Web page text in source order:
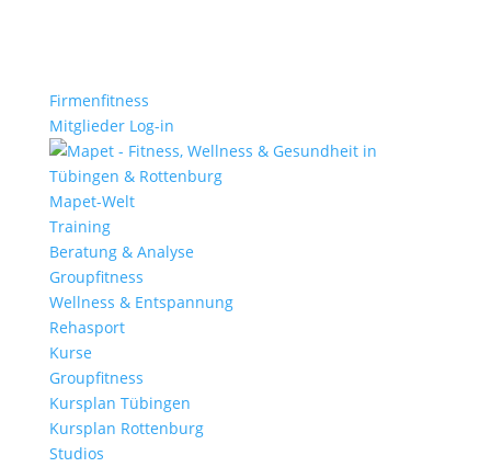
Firmenfitness
Mitglieder Log-in
Mapet-Welt
Training
Beratung & Analyse
Groupfitness
Wellness & Entspannung
Rehasport
Kurse
Groupfitness
Kursplan Tübingen
Kursplan Rottenburg
Studios